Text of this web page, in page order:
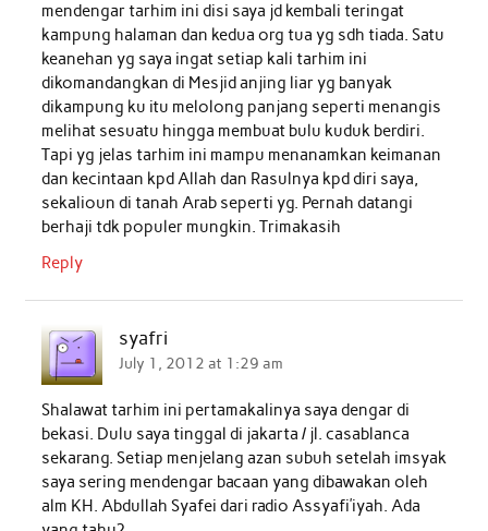
mendengar tarhim ini disi saya jd kembali teringat
kampung halaman dan kedua org tua yg sdh tiada. Satu
keanehan yg saya ingat setiap kali tarhim ini
dikomandangkan di Mesjid anjing liar yg banyak
dikampung ku itu melolong panjang seperti menangis
melihat sesuatu hingga membuat bulu kuduk berdiri.
Tapi yg jelas tarhim ini mampu menanamkan keimanan
dan kecintaan kpd Allah dan Rasulnya kpd diri saya,
sekalioun di tanah Arab seperti yg. Pernah datangi
berhaji tdk populer mungkin. Trimakasih
Reply
syafri
July 1, 2012 at 1:29 am
Shalawat tarhim ini pertamakalinya saya dengar di
bekasi. Dulu saya tinggal di jakarta / jl. casablanca
sekarang. Setiap menjelang azan subuh setelah imsyak
saya sering mendengar bacaan yang dibawakan oleh
alm KH. Abdullah Syafei dari radio Assyafi’iyah. Ada